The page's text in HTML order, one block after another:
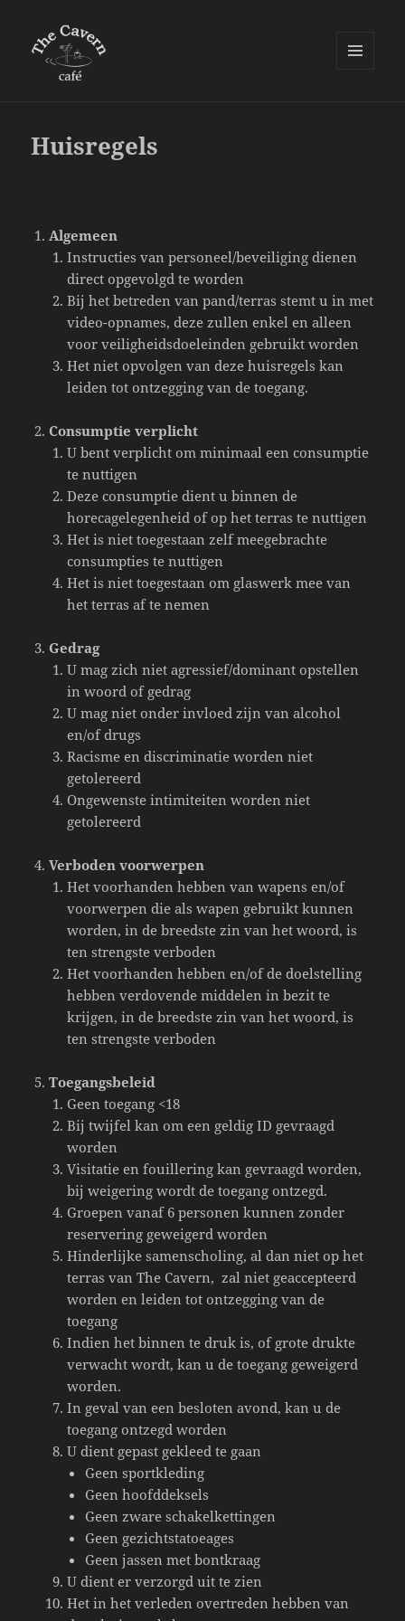
Huisregels
Algemeen
Instructies van personeel/beveiliging dienen
direct opgevolgd te worden
Bij het betreden van pand/terras stemt u in met
video-opnames, deze zullen enkel en alleen
voor veiligheidsdoeleinden gebruikt worden
Het niet opvolgen van deze huisregels kan
leiden tot ontzegging van de toegang.
Consumptie verplicht
U bent verplicht om minimaal een consumptie
te nuttigen
Deze consumptie dient u binnen de
horecagelegenheid of op het terras te nuttigen
Het is niet toegestaan zelf meegebrachte
consumpties te nuttigen
Het is niet toegestaan om glaswerk mee van
het terras af te nemen
Gedrag
U mag zich niet agressief/dominant opstellen
in woord of gedrag
U mag niet onder invloed zijn van alcohol
en/of drugs
Racisme en discriminatie worden niet
getolereerd
Ongewenste intimiteiten worden niet
getolereerd
Verboden voorwerpen
Het voorhanden hebben van wapens en/of
voorwerpen die als wapen gebruikt kunnen
worden, in de breedste zin van het woord, is
ten strengste verboden
Het voorhanden hebben en/of de doelstelling
hebben verdovende middelen in bezit te
krijgen, in de breedste zin van het woord, is
ten strengste verboden
Toegangsbeleid
Geen toegang <18
Bij twijfel kan om een geldig ID gevraagd
worden
Visitatie en fouillering kan gevraagd worden,
bij weigering wordt de toegang ontzegd.
Groepen vanaf 6 personen kunnen zonder
reservering geweigerd worden
Hinderlijke samenscholing, al dan niet op het
terras van The Cavern, zal niet geaccepteerd
worden en leiden tot ontzegging van de
toegang
Indien het binnen te druk is, of grote drukte
verwacht wordt, kan u de toegang geweigerd
worden.
In geval van een besloten avond, kan u de
toegang ontzegd worden
U dient gepast gekleed te gaan
Geen sportkleding
Geen hoofddeksels
Geen zware schakelkettingen
Geen gezichtstatoeages
Geen jassen met bontkraag
U dient er verzorgd uit te zien
Het in het verleden overtreden hebben van